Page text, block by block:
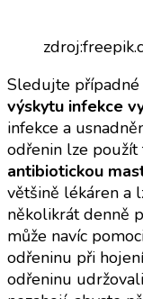
Sledujte případné
výskytu infekce
infekce a
odřenin lze
antibiotickou
většině lékáren a
několikrát denně
může navíc
odřeninu při
odřeninu